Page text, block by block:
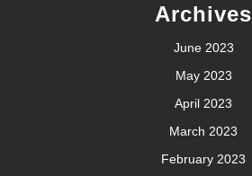
Archives
June 2023
May 2023
April 2023
March 2023
February 2023